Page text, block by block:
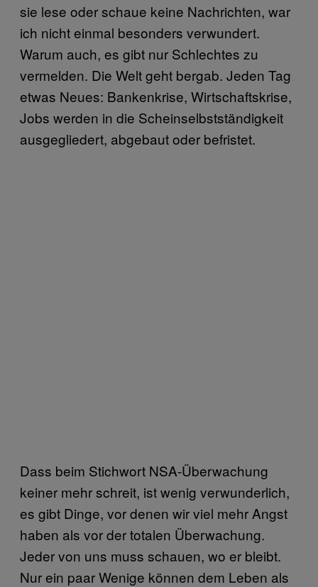
sie lese oder schaue keine Nachrichten, war
ich nicht einmal besonders verwundert.
Warum auch, es gibt nur Schlechtes zu
vermelden. Die Welt geht bergab. Jeden Tag
etwas Neues: Bankenkrise, Wirtschaftskrise,
Jobs werden in die Scheinselbstständigkeit
ausgegliedert, abgebaut oder befristet.
Dass beim Stichwort NSA-Überwachung
keiner mehr schreit, ist wenig verwunderlich,
es gibt Dinge, vor denen wir viel mehr Angst
haben als vor der totalen Überwachung.
Jeder von uns muss schauen, wo er bleibt.
Nur ein paar Wenige können dem Leben als